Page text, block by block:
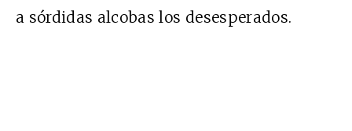
a sórdidas alcobas los desesperados.